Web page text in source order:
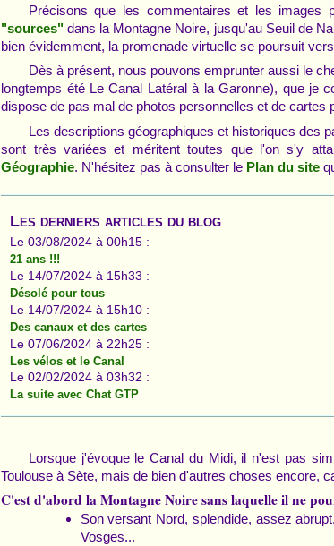
Précisons que les commentaires et les images
"sources" dans la Montagne Noire, jusqu'au Seuil de
bien évidemment, la promenade virtuelle se poursuit
Dès à présent, nous pouvons emprunter aussi le
longtemps été Le Canal Latéral à la Garonne), que je
dispose de pas mal de photos personnelles et de cartes
Les descriptions géographiques et historiques des
sont très variées et méritent toutes que l'on s'y
Géographie. N'hésitez pas à consulter le Plan du site
Les derniers articles du blog
Le 03/08/2024 à 00h15 :
21 ans !!!
Le 14/07/2024 à 15h33 :
Désolé pour tous
Le 14/07/2024 à 15h10 :
Des canaux et des cartes
Le 07/06/2024 à 22h25 :
Les vélos et le Canal
Le 02/02/2024 à 03h32 :
La suite avec Chat GTP
Lorsque j'évoque le Canal du Midi, il n'est pas
Toulouse à Sète, mais de bien d'autres choses encore,
C'est d'abord la Montagne Noire sans laquelle il ne
Son versant Nord, splendide, assez
Vosges...